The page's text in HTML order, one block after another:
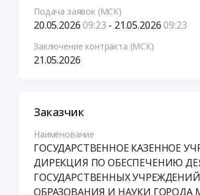
Подача заявок (МСК)
20.05.202609:23 - 21.05.202609:23
Заключение контракта (МСК)
21.05.2026
Заказчик
Наименование
ГОСУДАРСТВЕННОЕ КАЗЕННОЕ
ДИРЕКЦИЯ ПО ОБЕСПЕЧЕНИЮ
ГОСУДАРСТВЕННЫХ
ОБРАЗОВАНИЯ И НАУКИ ГОРОДА